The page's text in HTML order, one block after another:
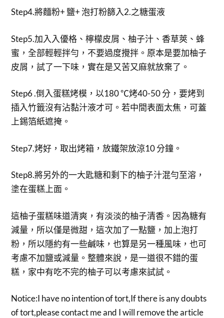
Step4.將麵粉+ 鹽+ 泡打粉篩入2.之糖蛋液
Step5.加入入優格、檸檬皮屑、柚子汁、香草莢、蜂
蜜，全部輕輕拌勻，不要過度攪拌。原本是要加柚子
皮屑，試了一下味，實在是又苦又麻就放棄了。
Step6 .倒入蛋糕烤模，以180 ℃烤40-50 分，要烤到
插入竹籤沒有沾黏汁液才可。若中間表面太焦，可蓋
上錫箔紙遮掩。
Step7.烤好，取出烤箱，放鐵架放涼10 分鐘。
Step8.將另外的一大匙糖和剩下的柚子汁混勻至溶，
塗在蛋糕上面。
這柚子蛋糕味道清爽，有淡淡的柚子清香。因為糖有
減量，所以僅是微甜，這次加了一點鹽，加上泡打
粉，所以隱約有一些鹹味，也算是另一種風味，也可
考慮不加鹽或減量。整體來說，是一道很不錯的蛋
糕，家中有吃不完的柚子可以考慮來試試。
Notice:I have no intention of tort,If there is any doubts
of tort,please contact me and I will remove the article